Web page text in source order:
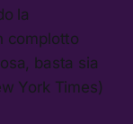
la
complotto
basta sia
York Times)